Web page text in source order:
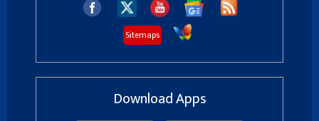
Sitemaps
Download Apps